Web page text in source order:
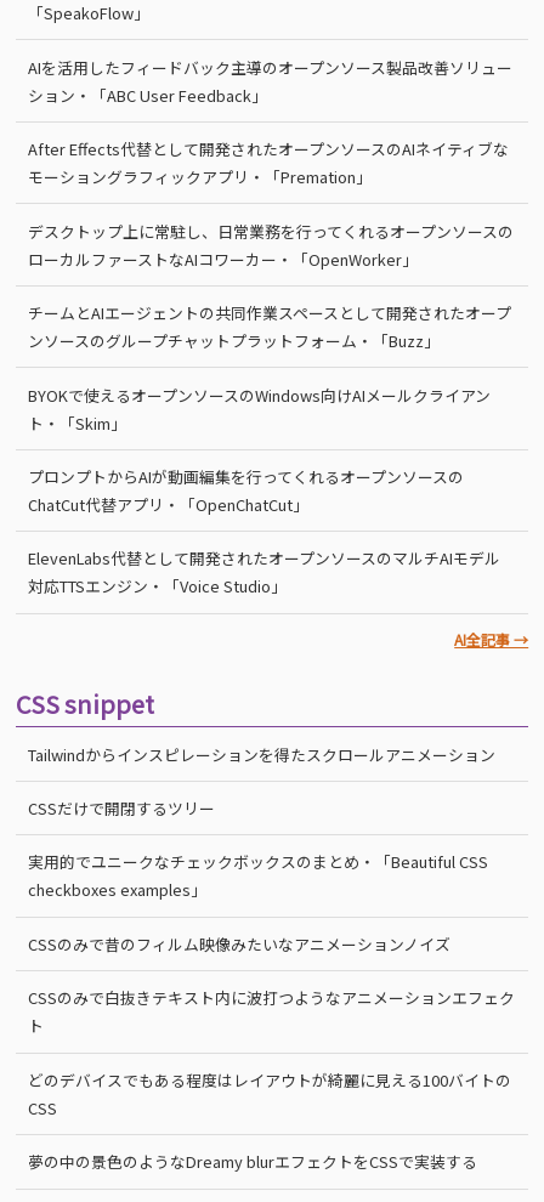
「SpeakoFlow」
AIを活用したフィードバック主導のオープンソース製品改善ソリュー
ション・「ABC User Feedback」
After Effects代替として開発されたオープンソースのAIネイティブな
モーショングラフィックアプリ・「Premation」
デスクトップ上に常駐し、日常業務を行ってくれるオープンソースの
ローカルファーストなAIコワーカー・「OpenWorker」
チームとAIエージェントの共同作業スペースとして開発されたオープ
ンソースのグループチャットプラットフォーム・「Buzz」
BYOKで使えるオープンソースのWindows向けAIメールクライアン
ト・「Skim」
プロンプトからAIが動画編集を行ってくれるオープンソースの
ChatCut代替アプリ・「OpenChatCut」
ElevenLabs代替として開発されたオープンソースのマルチAIモデル
対応TTSエンジン・「Voice Studio」
AI全記事 →
CSS snippet
Tailwindからインスピレーションを得たスクロールアニメーション
CSSだけで開閉するツリー
実用的でユニークなチェックボックスのまとめ・「Beautiful CSS
checkboxes examples」
CSSのみで昔のフィルム映像みたいなアニメーションノイズ
CSSのみで白抜きテキスト内に波打つようなアニメーションエフェク
ト
どのデバイスでもある程度はレイアウトが綺麗に見える100バイトの
CSS
夢の中の景色のようなDreamy blurエフェクトをCSSで実装する